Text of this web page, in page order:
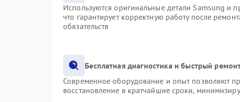
Используются оригинальные детали Samsung
что гарантирует корректную работу после
обязательств
Бесплатная диагностика и быстрый
Современное оборудование и опыт позволяют
восстановление в кратчайшие сроки,